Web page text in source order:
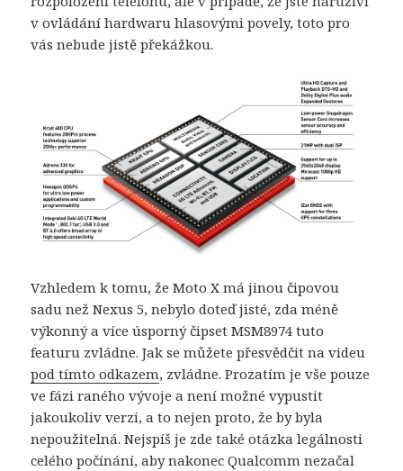
v ovládání hardwaru hlasovými povely, toto pro
vás nebude jistě překážkou.
Vzhledem k tomu, že Moto X má jinou čipovou
sadu než Nexus 5, nebylo doteď jisté, zda méně
výkonný a více úsporný čipset MSM8974 tuto
featuru zvládne. Jak se můžete přesvědčit na videu
pod tímto odkazem, zvládne. Prozatím je vše pouze
ve fázi raného vývoje a není možné vypustit
jakoukoliv verzi, a to nejen proto, že by byla
nepoužitelná. Nejspíš je zde také otázka legálnosti
celého počínání, aby nakonec Qualcomm nezačal